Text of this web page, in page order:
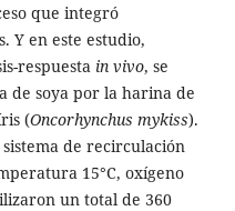
que integró
Y en este estudio,
respuestain vivo, se
de soya por la harina de
(Oncorhynchus mykiss).
de recirculación
15°C, oxígeno
un total de 360